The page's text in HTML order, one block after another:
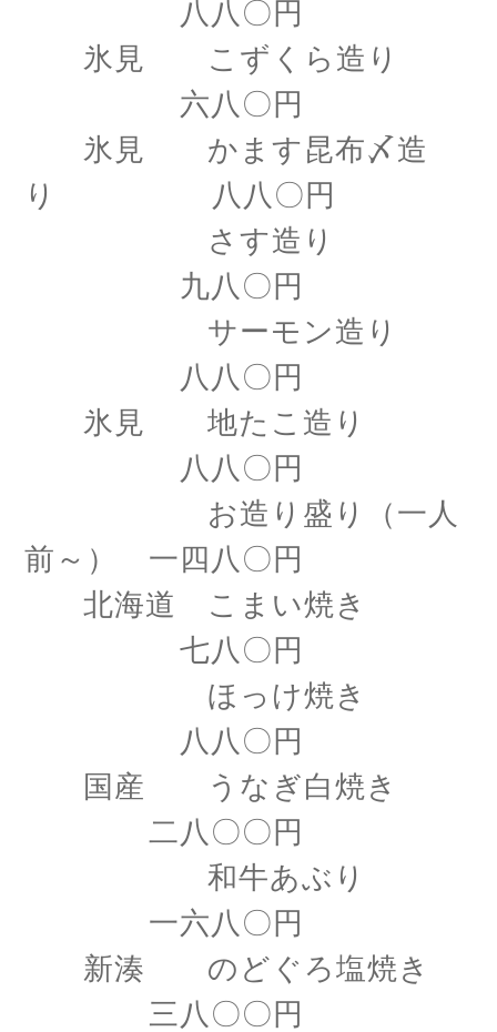
八八〇円
氷見 こずくら造り
六八〇円
氷見 かます昆布〆造
り 八八〇円
さす造り
九八〇円
サーモン造り
八八〇円
氷見 地たこ造り
八八〇円
お造り盛り（一人
前～） 一四八〇円
北海道 こまい焼き
七八〇円
ほっけ焼き
八八〇円
国産 うなぎ白焼き
二八〇〇円
和牛あぶり
一六八〇円
新湊 のどぐろ塩焼き
三八〇〇円